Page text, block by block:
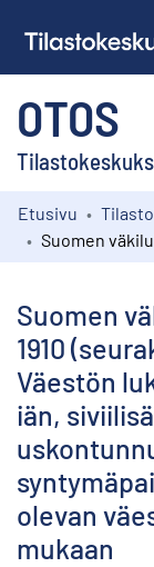
OTOS
Kokoelmat
Etusivu
Suomen
1910
Väestön
iän,
olevan
mukaan